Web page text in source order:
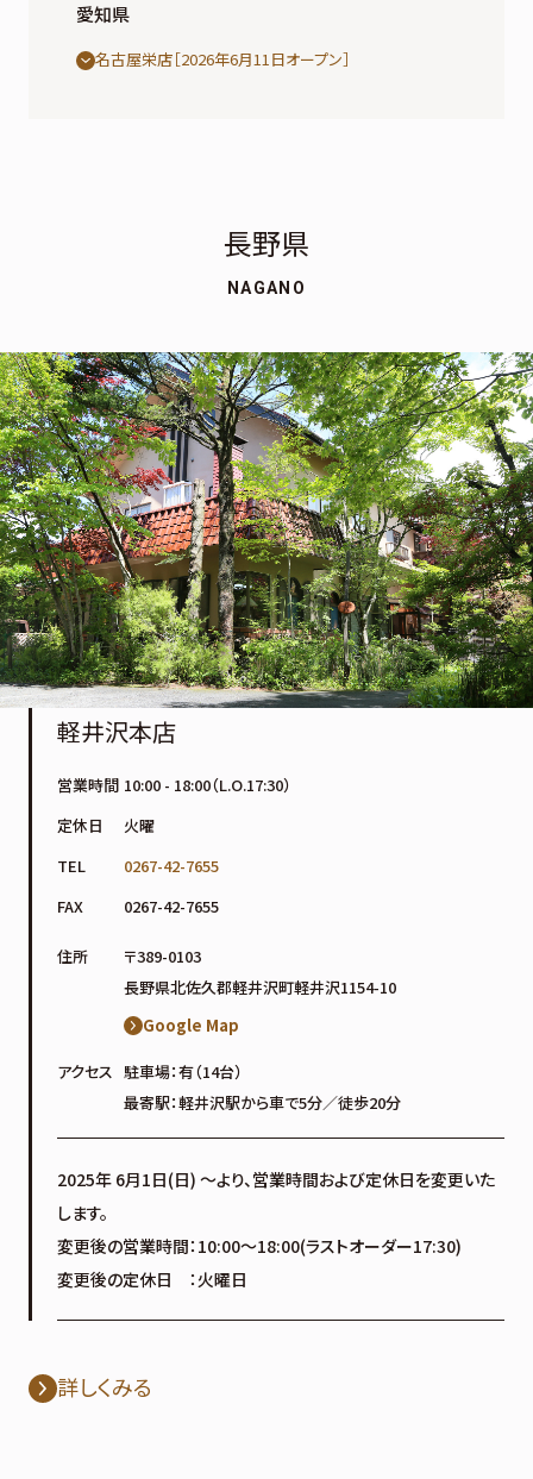
愛知県
名古屋栄店［2026年6月11日オープン］
長野県
NAGANO
軽井沢本店
営業時間 10:00 - 18:00（L.O.17:30）
定休日
火曜
TEL
0267-42-7655
FAX
0267-42-7655
住所
〒389-0103
長野県北佐久郡軽井沢町軽井沢1154-10
Google Map
アクセス 駐車場：有（14台）
最寄駅：軽井沢駅から車で5分／徒歩20分
2025年 6月1日(日) 〜より、営業時間および定休日を変更いた
します。
変更後の営業時間：10:00～18:00(ラストオーダー17:30)
変更後の定休日 ：火曜日
詳しくみる